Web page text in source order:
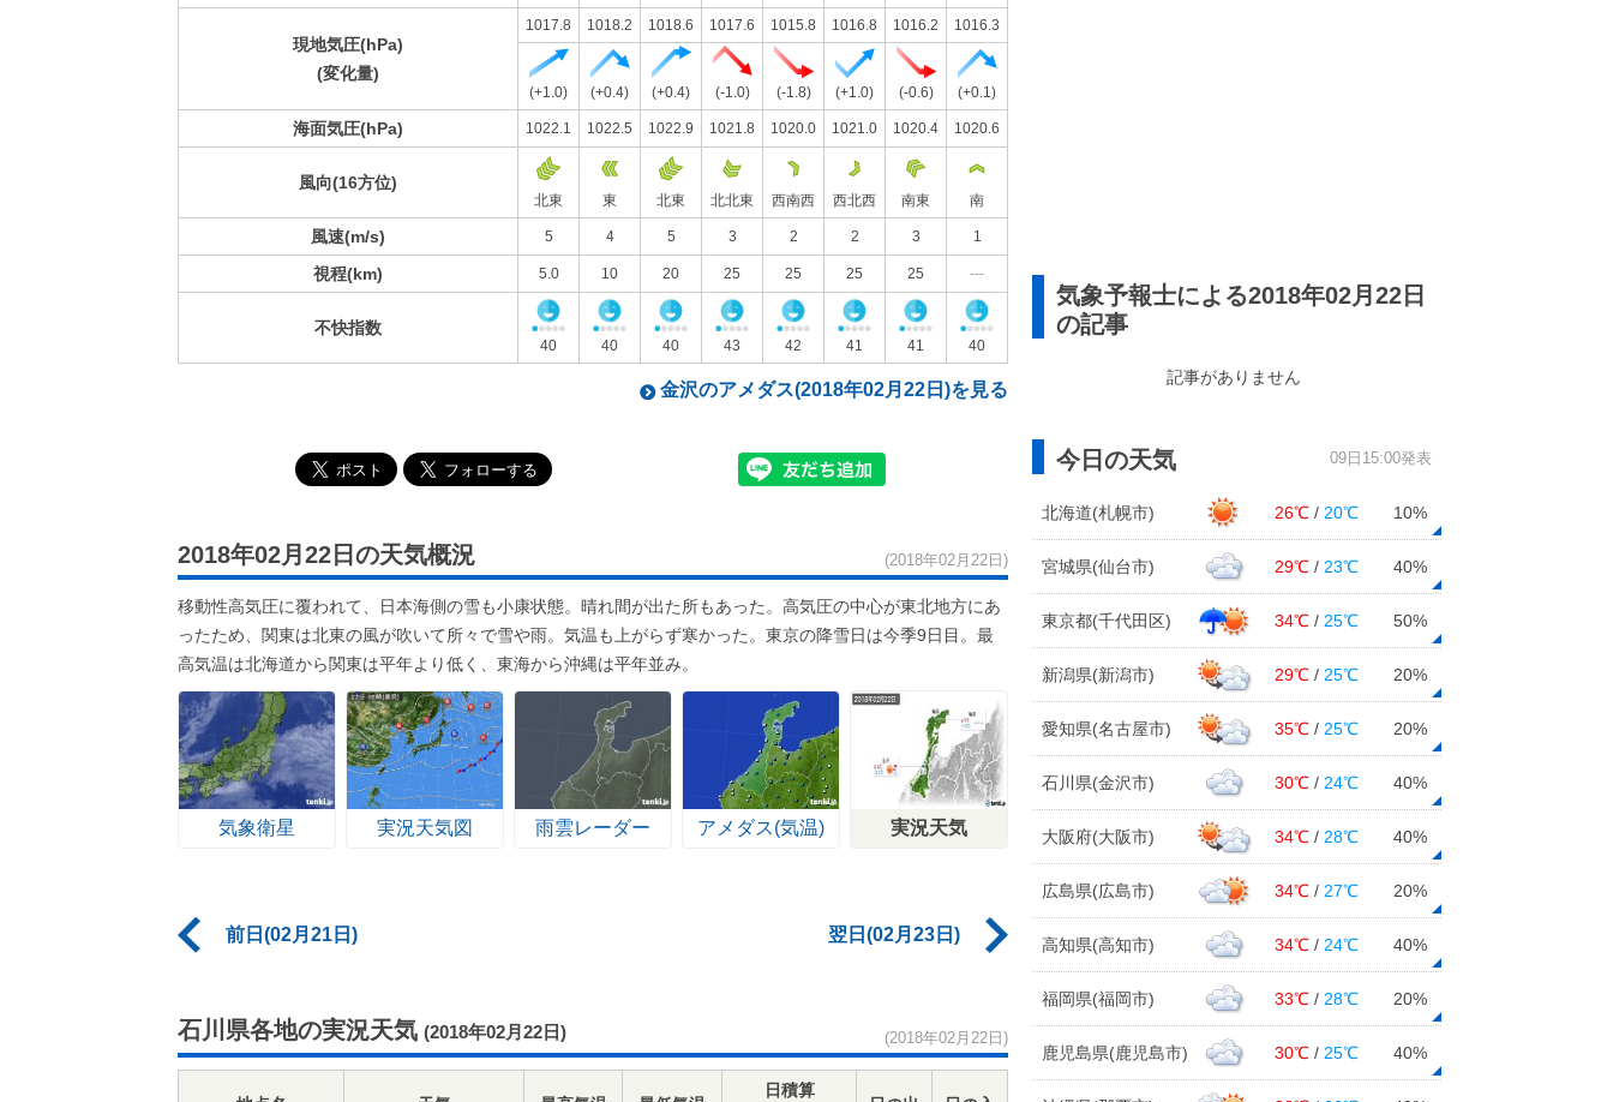
現地気圧(hPa)
(変化量)
1017.8 1018.2 1018.6 1017.6 1015.8 1016.8 1016.2 1016.3
(+1.0) (+0.4) (+0.4) (-1.0) (-1.8) (+1.0) (-0.6) (+0.1)
海面気圧(hPa) 1022.1 1022.5 1022.9 1021.8 1020.0 1021.0 1020.4 1020.6
風向(16方位)
北東 東 北東 北北東 西南西 西北西 南東 南
風速(m/s) 5 4 5 3 2 2 3 1
視程(km) 5.0 10 20 25 25 25 25 ---
不快指数
40 40 40 43 42 41 41 40
金沢のアメダス(2018年02月22日)を見る
2018年02月22日の天気概況 (2018年02月22日)
移動性高気圧に覆われて、日本海側の雪も小康状態。晴れ間が出た所もあった。高気圧の中心が東北地方にあ
ったため、関東は北東の風が吹いて所々で雪や雨。気温も上がらず寒かった。東京の降雪日は今季9日目。最
高気温は北海道から関東は平年より低く、東海から沖縄は平年並み。
気象衛星 実況天気図 雨雲レーダー アメダス(気温) 実況天気
前日(02月21日) 翌日(02月23日)
石川県各地の実況天気 (2018年02月22日) (2018年02月22日)
日積算
気象予報士による2018年02月22日
の記事
記事がありません
今日の天気 09日15:00発表
北海道(札幌市) 26℃ / 20℃ 10%
宮城県(仙台市) 29℃ / 23℃ 40%
東京都(千代田区) 34℃ / 25℃ 50%
新潟県(新潟市) 29℃ / 25℃ 20%
愛知県(名古屋市) 35℃ / 25℃ 20%
石川県(金沢市) 30℃ / 24℃ 40%
大阪府(大阪市) 34℃ / 28℃ 40%
広島県(広島市) 34℃ / 27℃ 20%
高知県(高知市) 34℃ / 24℃ 40%
福岡県(福岡市) 33℃ / 28℃ 20%
鹿児島県(鹿児島市) 30℃ / 25℃ 40%